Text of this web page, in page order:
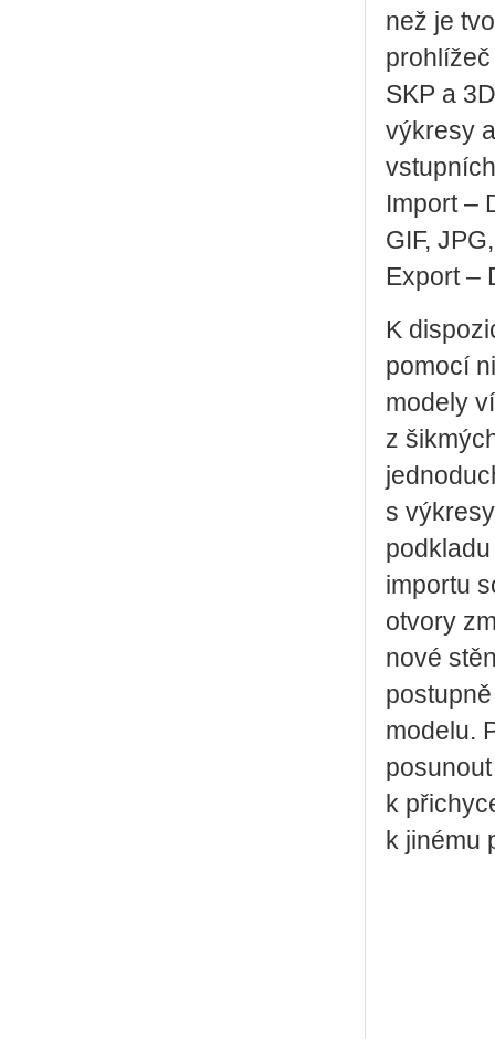
než je
SKP a
výkresy
Import –
GIF,
Export –
K
pomocí
modely
z
s
importu
otvory
nové
modelu.
k
k jinému